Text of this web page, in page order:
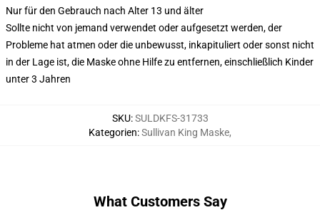
Nur für den Gebrauch nach Alter 13 und älter
Sollte nicht von jemand verwendet oder aufgesetzt werden, der
Probleme hat atmen oder die unbewusst, inkapituliert oder sonst nicht
in der Lage ist, die Maske ohne Hilfe zu entfernen, einschließlich Kinder
unter 3 Jahren
SKU:SULDKFS-31733
Kategorien:Sullivan King Maske,
What Customers Say